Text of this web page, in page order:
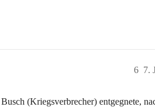
7.
6
(Kriegsverbrecher) entgegnete,